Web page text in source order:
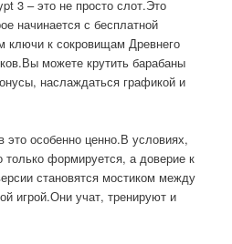
3 – это не просто слот.Это
начинается с бесплатной
ключи к сокровищам Древнего
можете крутить барабаны
наслаждаться графикой и
это особенно ценно.В условиях,
только формируется, а доверие к
становятся мостиком между
игрой.Они учат, тренируют и